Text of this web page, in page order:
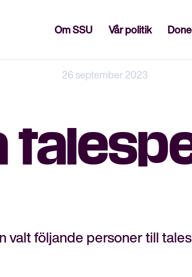
Stäng
Om SSU Vår politik
26 september 2023
valt följande personer till